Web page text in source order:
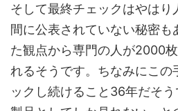
そして最終チェックはやは
間に公表されていない秘密も
た観点から専門の人が2000
れるそうです。ちなみにこの
ックし続けること36年だそ